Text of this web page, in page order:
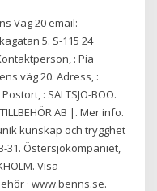
Vag 20 email:
5. S-115 24
: Pia
väg 20. Adress, :
: SALTSJÖ-BOO.
AB |. Mer info.
kunskap och trygghet
31. Östersjökompaniet,
Visa
· www.benns.se.